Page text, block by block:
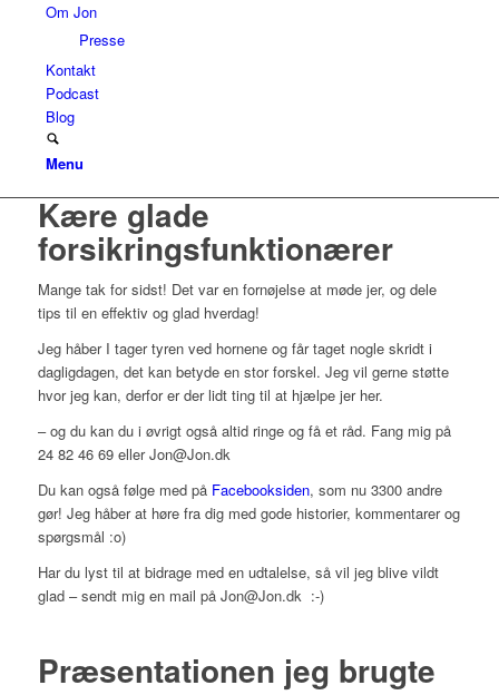
Om Jon
Presse
Kontakt
Podcast
Blog
Menu
Kære glade
forsikringsfunktionærer
Mange tak for sidst! Det var en fornøjelse at møde jer, og dele
tips til en effektiv og glad hverdag!
Jeg håber I tager tyren ved hornene og får taget nogle skridt i
dagligdagen, det kan betyde en stor forskel. Jeg vil gerne støtte
hvor jeg kan, derfor er der lidt ting til at hjælpe jer her.
– og du kan du i øvrigt også altid ringe og få et råd. Fang mig på
24 82 46 69 eller Jon@Jon.dk
Du kan også følge med på Facebooksiden, som nu 3300 andre
gør! Jeg håber at høre fra dig med gode historier, kommentarer og
spørgsmål :o)
Har du lyst til at bidrage med en udtalelse, så vil jeg blive vildt
glad – sendt mig en mail på Jon@Jon.dk :-)
Præsentationen jeg brugte